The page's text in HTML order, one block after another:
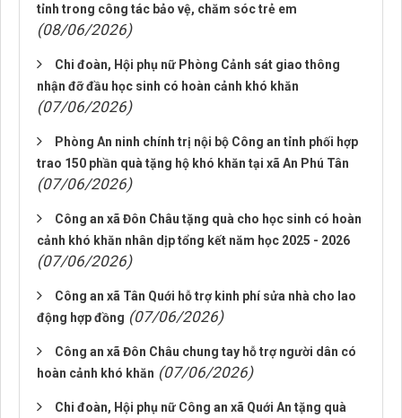
tỉnh trong công tác bảo vệ, chăm sóc trẻ em
(08/06/2026)
Chi đoàn, Hội phụ nữ Phòng Cảnh sát giao thông
nhận đỡ đầu học sinh có hoàn cảnh khó khăn
(07/06/2026)
Phòng An ninh chính trị nội bộ Công an tỉnh phối hợp
trao 150 phần quà tặng hộ khó khăn tại xã An Phú Tân
(07/06/2026)
Công an xã Đôn Châu tặng quà cho học sinh có hoàn
cảnh khó khăn nhân dịp tổng kết năm học 2025 - 2026
(07/06/2026)
Công an xã Tân Quới hỗ trợ kinh phí sửa nhà cho lao
động hợp đồng (07/06/2026)
Công an xã Đôn Châu chung tay hỗ trợ người dân có
hoàn cảnh khó khăn (07/06/2026)
Chi đoàn, Hội phụ nữ Công an xã Quới An tặng quà